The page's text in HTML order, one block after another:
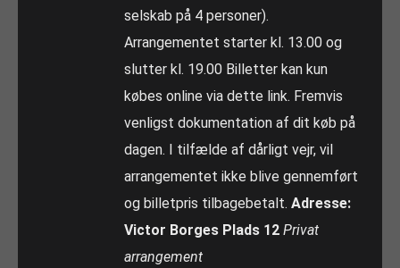
selskab på 4 personer).
Arrangementet starter kl. 13.00 og
slutter kl. 19.00 Billetter kan kun
købes online via dette link. Fremvis
venligst dokumentation af dit køb på
dagen. I tilfælde af dårligt vejr, vil
arrangementet ikke blive gennemført
og billetpris tilbagebetalt.Adresse:
Victor Borges Plads 12 Privat
arrangement